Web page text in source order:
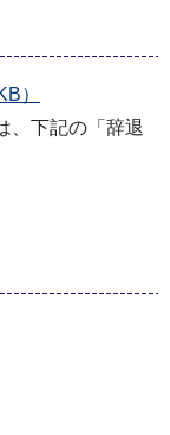
）
、下記の「辞退